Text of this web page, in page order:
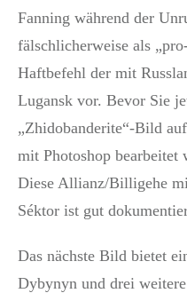
Fanning während der
fälschlicherweise als
Haftbefehl der mit
Lugansk vor. Bevor Sie
„Zhidobanderite“-Bild
mit Photoshop bearbeitet
Diese Allianz/Billigehe
Séktor ist gut
Das nächste Bild bietet
Dybynyn und drei